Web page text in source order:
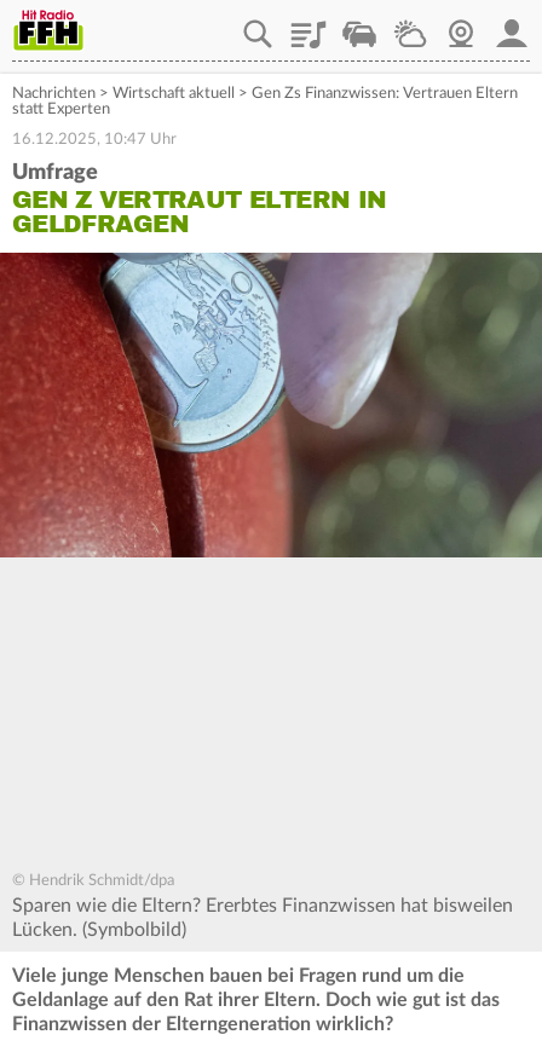
PlaylistStaupilotWetterWebcam
Nachrichten > Wirtschaft aktuell > Gen Zs Finanzwissen: Vertrauen Eltern
statt Experten
16.12.2025, 10:47 Uhr
Umfrage
GEN Z VERTRAUT ELTERN IN
GELDFRAGEN
© Hendrik Schmidt/dpa
Sparen wie die Eltern? Ererbtes Finanzwissen hat bisweilen
Lücken. (Symbolbild)
Viele junge Menschen bauen bei Fragen rund um die
Geldanlage auf den Rat ihrer Eltern. Doch wie gut ist das
Finanzwissen der Elterngeneration wirklich?